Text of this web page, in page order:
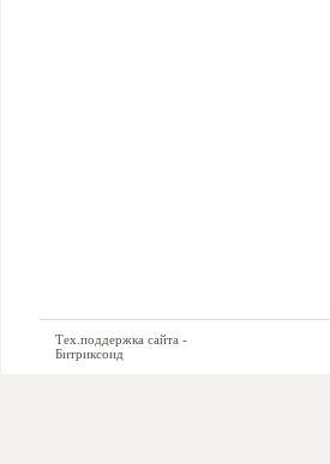
Тех.поддержка сайта -
Битриксоид